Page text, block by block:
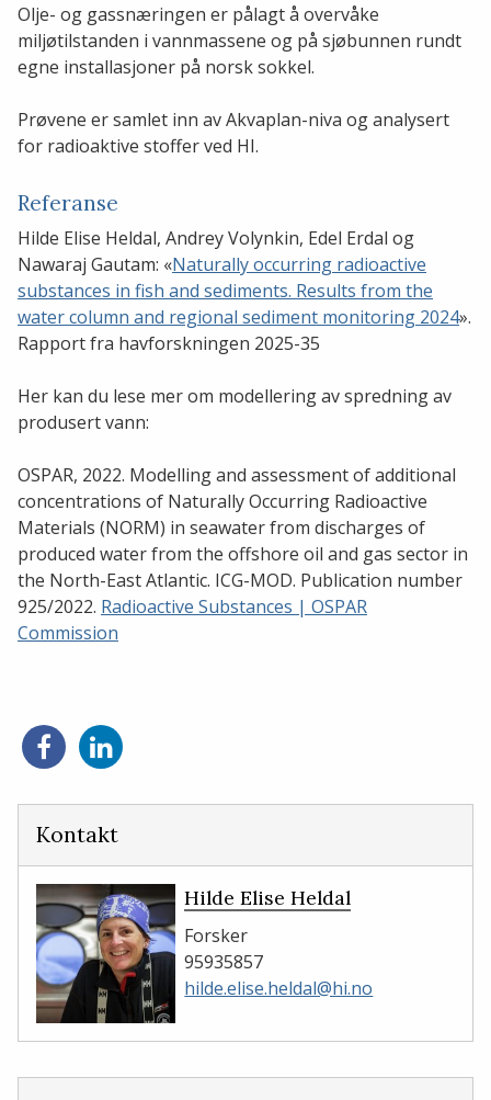
Olje- og gassnæringen er pålagt å overvåke
miljøtilstanden i vannmassene og på sjøbunnen rundt
egne installasjoner på norsk sokkel.
Prøvene er samlet inn av Akvaplan-niva og analysert
for radioaktive stoffer ved HI.
Referanse
Hilde Elise Heldal, Andrey Volynkin, Edel Erdal og
Nawaraj Gautam: «Naturally occurring radioactive
substances in fish and sediments. Results from the
water column and regional sediment monitoring 2024».
Rapport fra havforskningen 2025-35
Her kan du lese mer om modellering av spredning av
produsert vann:
OSPAR, 2022. Modelling and assessment of additional
concentrations of Naturally Occurring Radioactive
Materials (NORM) in seawater from discharges of
produced water from the offshore oil and gas sector in
the North-East Atlantic. ICG-MOD. Publication number
925/2022. Radioactive Substances | OSPAR
Commission
Del
på
Del
på
Kontakt
Hilde Elise Heldal
Forsker
95935857
hilde.elise.heldal@hi.no